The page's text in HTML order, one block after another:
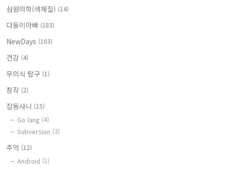
삼원의학(색체질) (14)
다둥이아빠 (183)
NewDays (103)
건강 (4)
무의식 탐구 (1)
창작 (2)
잡동사니 (15)
Go lang (4)
Subversion (3)
추억 (12)
Android (1)